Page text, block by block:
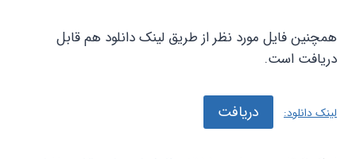
همچنین فایل مورد نظر از طریق لینک دانلود هم قابل
دریافت است.
لینک دانلود: دریافت